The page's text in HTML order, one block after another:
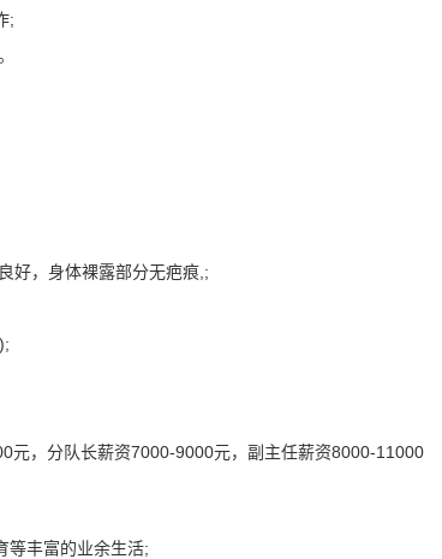
;
好，身体裸露部分无疤痕,;
元，分队长薪资7000-9000元，副主任薪资8000-11000
等丰富的业余生活;